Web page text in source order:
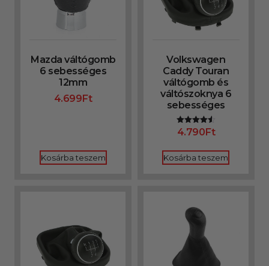
Mazda váltógomb
6 sebességes
12mm
4.699Ft
Kosárba teszem
Volkswagen
Caddy Touran
váltógomb és
váltószoknya 6
sebességes
Értékelés:
4.50
4.790Ft
Kosárba teszem